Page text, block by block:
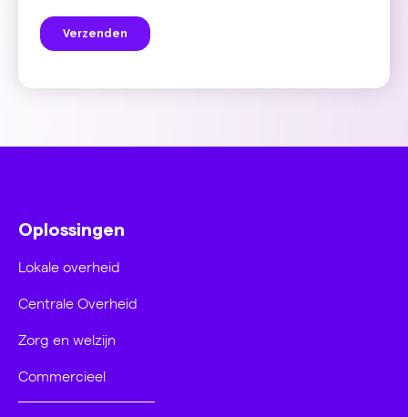
Oplossingen
Lokale overheid
Centrale Overheid
Zorg en welzijn
Commercieel